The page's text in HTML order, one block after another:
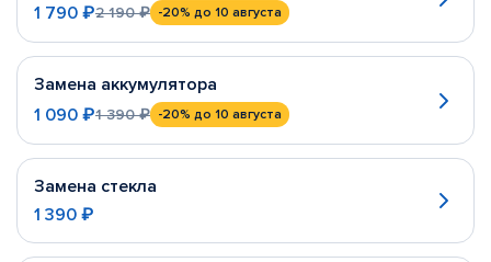
1 790 ₽2 190 ₽ -20% до 10 августа
Замена аккумулятора
1 090 ₽1 390 ₽ -20% до 10 августа
Замена стекла
1 390 ₽